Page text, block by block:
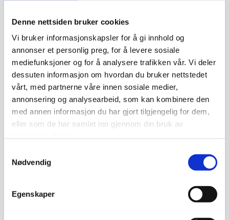
Denne nettsiden bruker cookies
Vi bruker informasjonskapsler for å gi innhold og
annonser et personlig preg, for å levere sosiale
mediefunksjoner og for å analysere trafikken vår. Vi deler
dessuten informasjon om hvordan du bruker nettstedet
vårt, med partnerne våre innen sosiale medier,
annonsering og analysearbeid, som kan kombinere den
med annen informasjon du har gjort tilgjengelig for dem,
eller som de har samlet inn gjennom din bruk av
Nødvendig
Egenskaper
Rocket 961
359kr
Rocket 914
359 kr